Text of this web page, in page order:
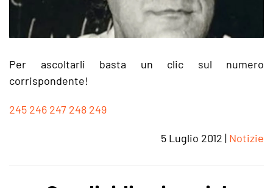
Per ascoltarli basta un clic sul numero
corrispondente!
245 246 247 248 249
5 Luglio 2012 | Notizie